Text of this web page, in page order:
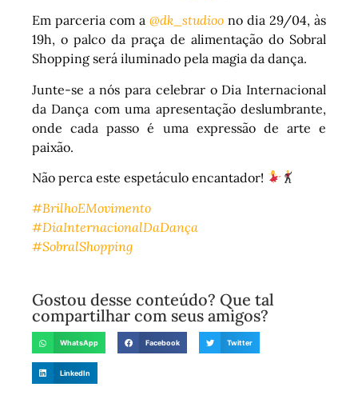
Em parceria com a @dk_studioo no dia 29/04, às
19h, o palco da praça de alimentação do Sobral
Shopping será iluminado pela magia da dança.
Junte-se a nós para celebrar o Dia Internacional
da Dança com uma apresentação deslumbrante,
onde cada passo é uma expressão de arte e
paixão.
Não perca este espetáculo encantador!
#BrilhoEMovimento
#DiaInternacionalDaDança
#SobralShopping
Gostou desse conteúdo? Que tal
compartilhar com seus amigos?
WhatsApp Facebook Twitter
LinkedIn